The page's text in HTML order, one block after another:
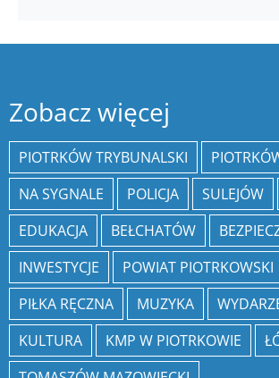
Zobacz więcej
PIOTRKÓW TRYBUNALSKI
NA SYGNALE
POLICJA SULEJÓW
EDUKACJA
BEŁCHATÓW
INWESTYCJE
POWIAT PIOTRKOWSKI
PIŁKA RĘCZNA
MUZYKA
KULTURA
KMP W PIOTRKOWIE